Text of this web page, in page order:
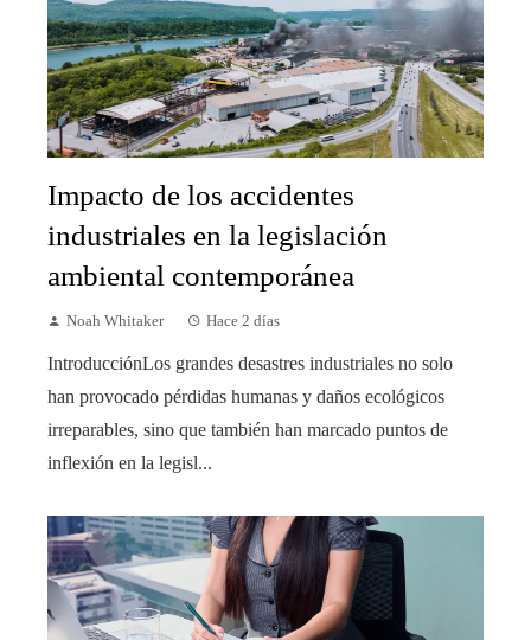
Impacto de los accidentes
industriales en la legislación
ambiental contemporánea
Noah Whitaker Hace 2 días
IntroducciónLos grandes desastres industriales no solo
han provocado pérdidas humanas y daños ecológicos
irreparables, sino que también han marcado puntos de
inflexión en la legisl...